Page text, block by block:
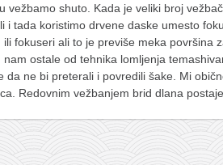
vežbamo shuto. Kada je veliki broj
i tada koristimo drvene daske umesto
fokuseri ali to je previše meka površina
nam ostale od tehnika lomljenja
da ne bi preterali i povredili šake. Mi
Redovnim vežbanjem brid dlana